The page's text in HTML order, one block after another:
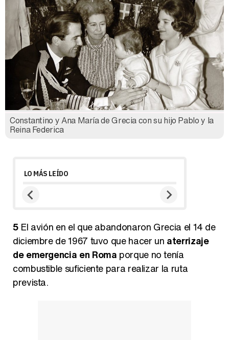
Constantino y Ana María de Grecia con su hijo Pablo y la
Reina Federica
LO MÁS LEÍDO
5El avión en el que abandonaron Grecia el 14 de
diciembre de 1967 tuvo que hacer un aterrizaje
de emergencia en Roma porque no tenía
combustible suficiente para realizar la ruta
prevista.